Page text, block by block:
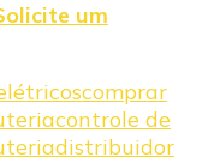
um
comprar
controle de
distribuidor